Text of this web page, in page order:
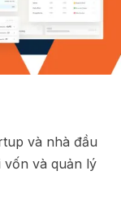
và nhà đầu
và quản lý